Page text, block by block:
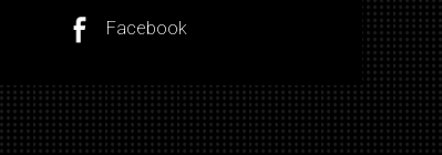
Facebook